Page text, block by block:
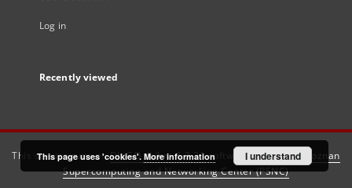
Log in
Recently viewed
This service runs onDInGO dLibra 6.3.21software created by
Poznan
Supercomputing and Networking Center (PSNC)
This page uses 'cookies'. More information I understand